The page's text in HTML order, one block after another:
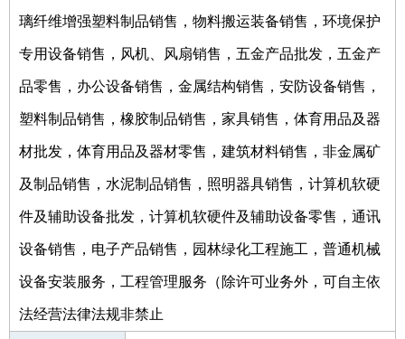
璃纤维增强塑料制品销售，物料搬运装备销售，环境保护
专用设备销售，风机、风扇销售，五金产品批发，五金产
品零售，办公设备销售，金属结构销售，安防设备销售，
塑料制品销售，橡胶制品销售，家具销售，体育用品及器
材批发，体育用品及器材零售，建筑材料销售，非金属矿
及制品销售，水泥制品销售，照明器具销售，计算机软硬
件及辅助设备批发，计算机软硬件及辅助设备零售，通讯
设备销售，电子产品销售，园林绿化工程施工，普通机械
设备安装服务，工程管理服务（除许可业务外，可自主依
法经营法律法规非禁止